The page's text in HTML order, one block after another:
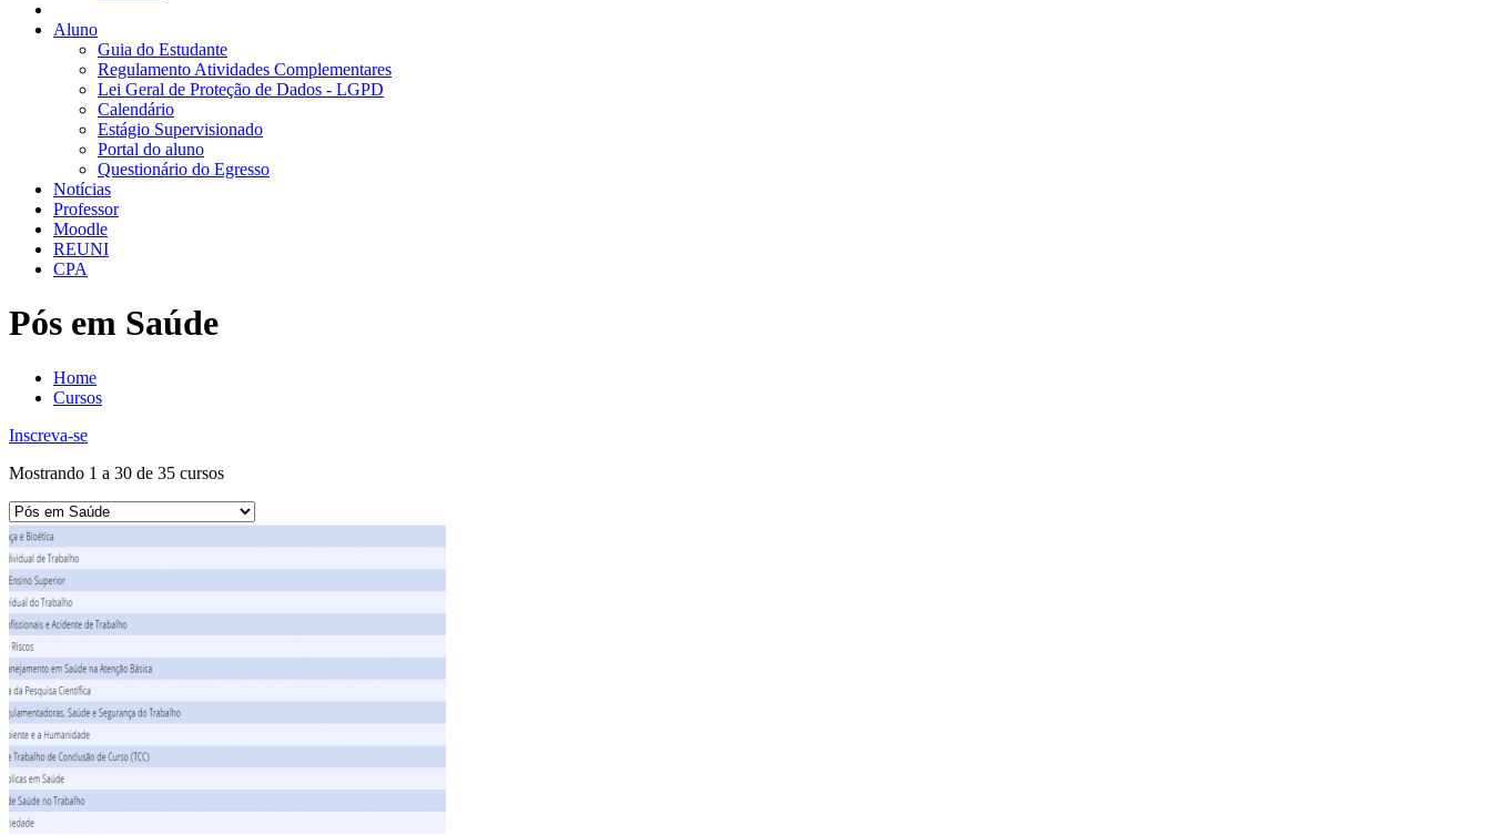
Aluno
Guia do Estudante
Regulamento Atividades Complementares
Lei Geral de Proteção de Dados - LGPD
Calendário
Estágio Supervisionado
Portal do aluno
Questionário do Egresso
Notícias
Professor
Moodle
REUNI
CPA
Pós em Saúde
Home
Cursos
Inscreva-se
Mostrando 1 a 30 de 35 cursos